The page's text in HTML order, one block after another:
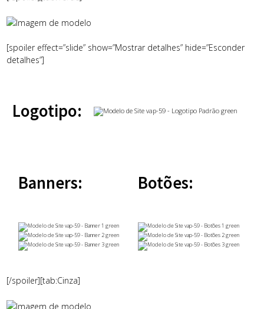
[spoiler effect=”slide” show=”Mostrar detalhes” hide=”Esconder
detalhes”]
Logotipo:
Banners: Botões:
[/spoiler][tab:Cinza]